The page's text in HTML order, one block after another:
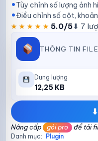
Tùy chỉnh số lượng ảnh
Điều chỉnh số cột,
★★★★★
★★★★★ 5.0/5⬇ 7
THÔNG TIN FILE
Dung lượng
12,25 KB
⬇
Nâng cấp gói pro để tải
Danh mục:
Plugin